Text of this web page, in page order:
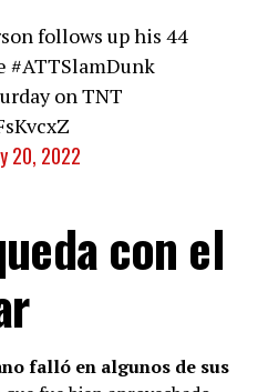
follows up his 44
#ATTSlamDunk
on TNT
20, 2022
con el
falló en algunos de sus